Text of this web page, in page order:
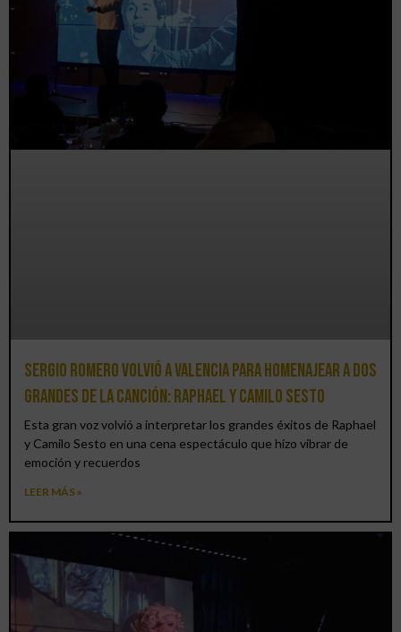
Sergio Romero volvió a Valencia para homenajear a dos
grandes de la canción: Raphael y Camilo Sesto
Esta gran voz volvió a interpretar los grandes éxitos de Raphael
y Camilo Sesto en una cena espectáculo que hizo vibrar de
emoción y recuerdos
LEER MÁS »